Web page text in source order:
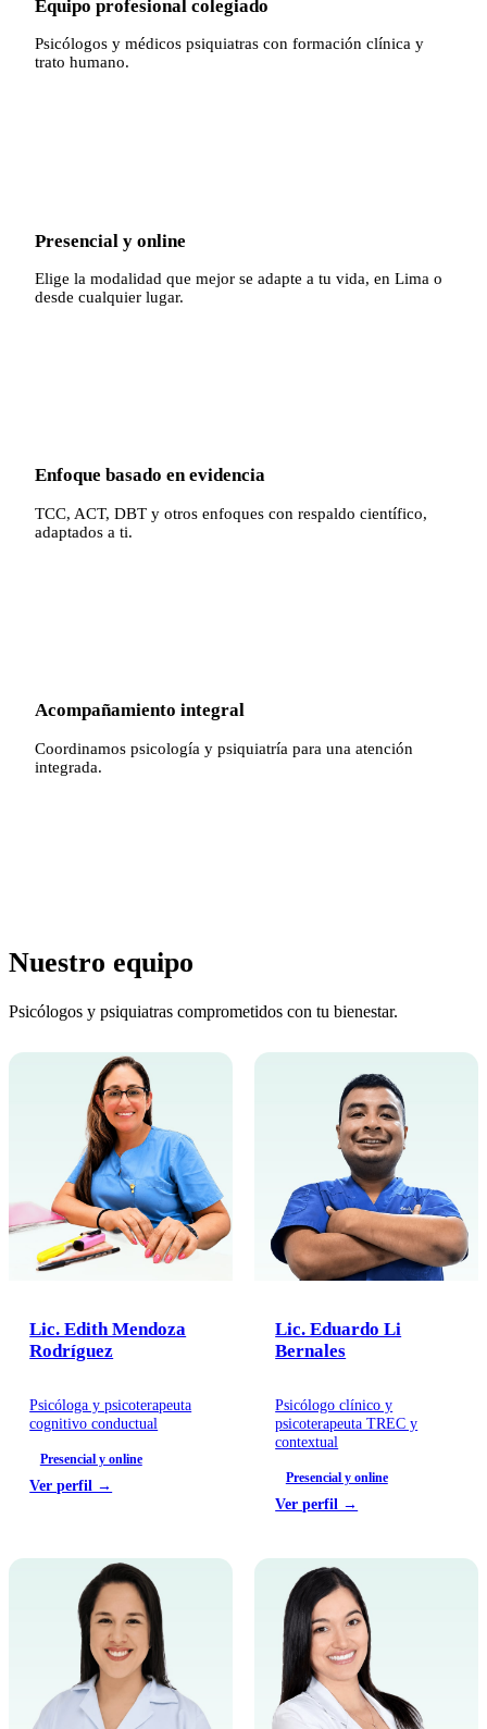
Equipo profesional colegiado
Psicólogos y médicos psiquiatras con formación clínica y
trato humano.
Presencial y online
Elige la modalidad que mejor se adapte a tu vida, en Lima o
desde cualquier lugar.
Enfoque basado en evidencia
TCC, ACT, DBT y otros enfoques con respaldo científico,
adaptados a ti.
Acompañamiento integral
Coordinamos psicología y psiquiatría para una atención
integrada.
Nuestro equipo
Psicólogos y psiquiatras comprometidos con tu bienestar.
Lic. Edith Mendoza
Rodríguez
Psicóloga y psicoterapeuta
cognitivo conductual
Presencial y online
Ver perfil →
Lic. Eduardo Li
Bernales
Psicólogo clínico y
psicoterapeuta TREC y
contextual
Presencial y online
Ver perfil →